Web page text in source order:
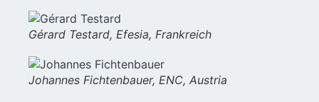
Gérard Testard, Efesia, Frankreich
Johannes Fichtenbauer, ENC, Austria